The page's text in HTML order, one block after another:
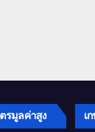
รมูลค่าสูง
เ